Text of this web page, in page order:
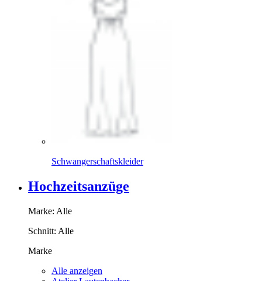
Schwangerschaftskleider
Hochzeitsanzüge
Marke: Alle
Schnitt: Alle
Marke
Alle anzeigen